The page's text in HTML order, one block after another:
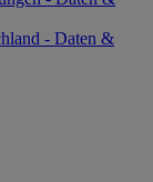
- Daten &